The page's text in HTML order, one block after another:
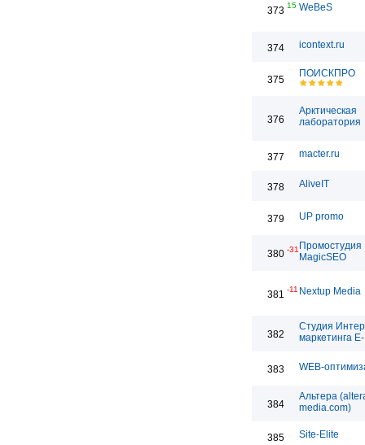
373 15 WeBeS
374 icontext.ru
375
ПОИСКПРО
376
Арктическая
лаборатория
377 macter.ru
378 AliveIT
379 UP promo
380 -31 Промостудия
MagicSEO
381 -11 Nextup Media
382
Студия
маркетинга
383 WEB-
384
Альтера
media.com)
385 Site-Elite